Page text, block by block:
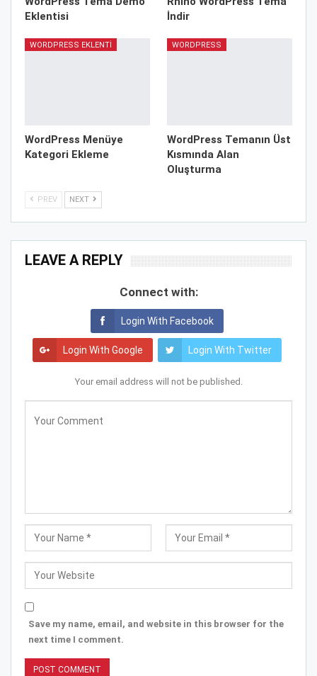
Eklentisi
İndir
WORDPRESS EKLENTI
WordPress Menüye
Kategori Ekleme
WORDPRESS
WordPress Temanın Üst
Kısmında Alan
Oluşturma
PREV NEXT
LEAVE A REPLY
Connect with:
Login With Facebook
Login With Google Login With Twitter
Your email address will not be published.
Save my name, email, and website in this browser for the
next time I comment.